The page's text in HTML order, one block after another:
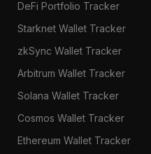
DeFi Portfolio Tracker
Starknet Wallet Tracker
zkSync Wallet Tracker
Arbitrum Wallet Tracker
Solana Wallet Tracker
Cosmos Wallet Tracker
Ethereum Wallet Tracker